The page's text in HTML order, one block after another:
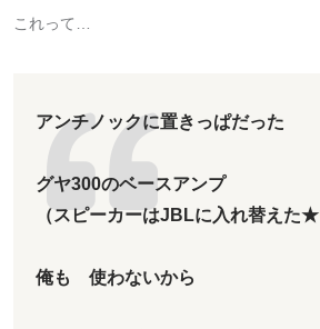
これって…
アンチノックに置きっぱだった
グヤ300のベースアンプ
（スピーカーはJBLに入れ替えた★
俺も 使わないから